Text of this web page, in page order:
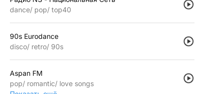
dance pop top40
90s Eurodance
disco retro 90s
Aspan FM
pop
romantic
love songs